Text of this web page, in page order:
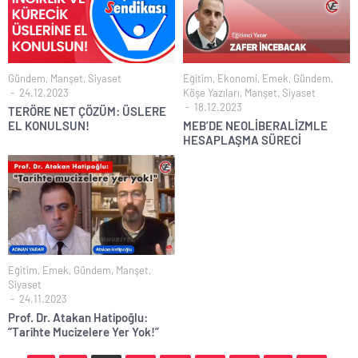
Gündem, Manşet, Siyaset
24.12.2023
TERÖRE NET ÇÖZÜM: ÜSLERE
EL KONULSUN!
Eğitim, Ekonomi, Emek, Gündem,
Köşe Yazıları, Manşet, Siyaset
18.12.2023
MEB’DE NEOLİBERALİZMLE
HESAPLAŞMA SÜRECİ
Eğitim, Emek, Gündem, Manşet,
Siyaset
24.11.2023
Prof. Dr. Atakan Hatipoğlu:
“Tarihte Mucizelere Yer Yok!”